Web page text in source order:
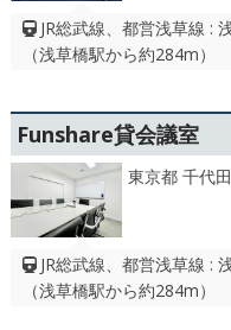
JR総武線、都営浅草線 :
（浅草橋駅から約284m）
Funshare貸会議室
東京都 千代
JR総武線、都営浅草線 :
（浅草橋駅から約284m）